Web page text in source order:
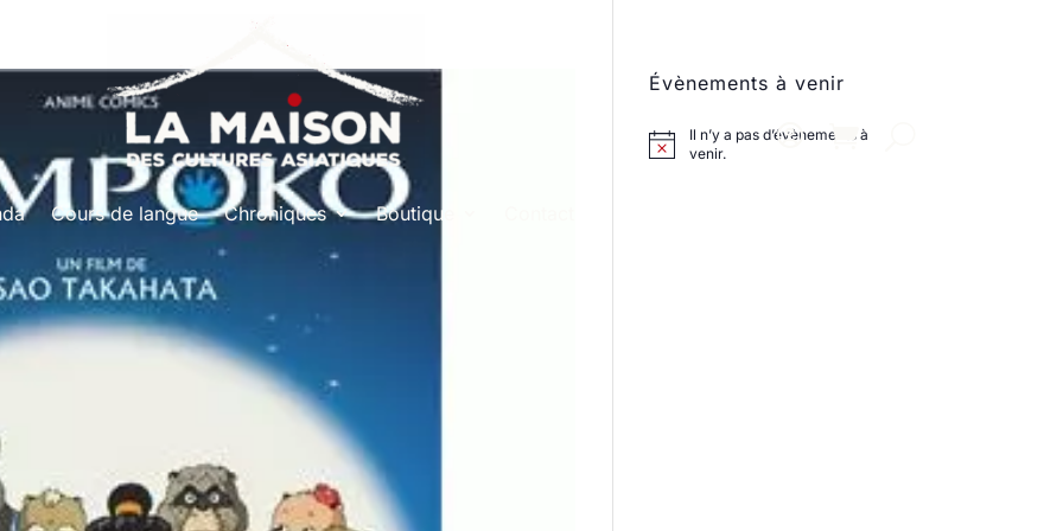
Cours de langue Chroniques Boutique
Évènements à venir
Il n’y a pas d’évènements à
venir.